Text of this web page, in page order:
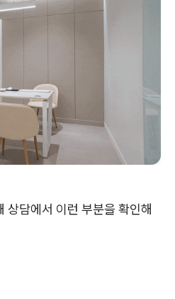
상담에서 이런 부분을 확인해